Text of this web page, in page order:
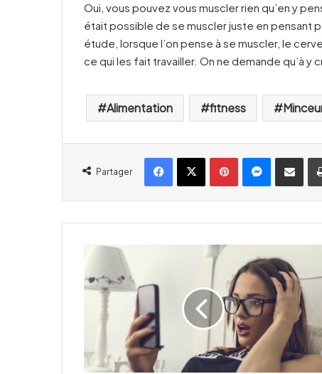
Oui, vous pouvez vous muscler rien qu’en y
était possible de se muscler juste en pensant
étude, lorsque l’on pense à se muscler, le
ce qui les fait travailler. On ne demande qu’à y
Alimentation fitness
Partager
Facebook X
s
n
e